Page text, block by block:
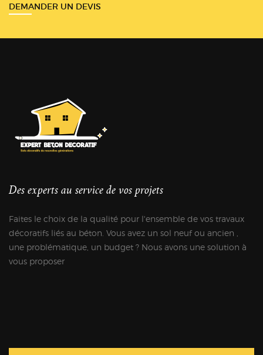
DEMANDER UN DEVIS
Des experts au service de vos projets
Faites le choix de la qualité pour l'ensemble de vos travaux
décoratifs liés au béton. Vous avez un sol neuf ou ancien ,
une problématique, un budget ? Nous avons une solution à
vous proposer